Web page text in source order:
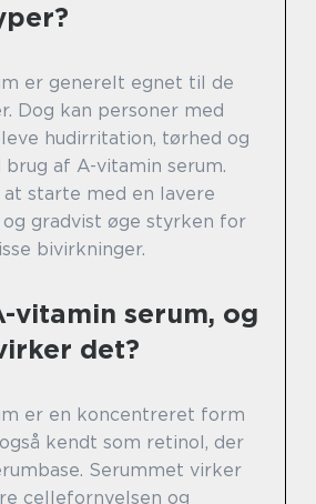
er generelt egnet til de
Dog kan personer med
hudirritation, tørhed og
brug af A-vitamin serum.
starte med en lavere
gradvist øge styrken for
bivirkninger.
vitamin serum, og
det?
er en koncentreret form
kendt som retinol, der
Serummet virker
cellefornyelsen og